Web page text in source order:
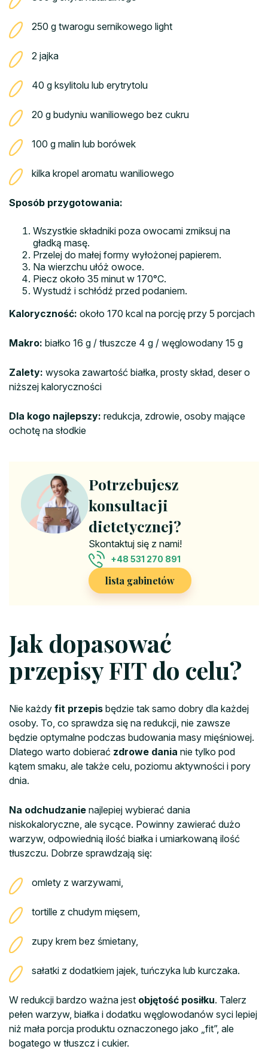
250 g twarogu sernikowego light
2 jajka
40 g ksylitolu lub erytrytolu
20 g budyniu waniliowego bez cukru
100 g malin lub borówek
kilka kropel aromatu waniliowego
Sposób przygotowania:
Wszystkie składniki poza owocami zmiksuj na
gładką masę.
Przelej do małej formy wyłożonej papierem.
Na wierzchu ułóż owoce.
Piecz około 35 minut w 170°C.
Wystudź i schłódź przed podaniem.
Kaloryczność: około 170 kcal na porcję przy 5 porcjach
Makro: białko 16 g / tłuszcze 4 g / węglowodany 15 g
Zalety: wysoka zawartość białka, prosty skład, deser o
niższej kaloryczności
Dla kogo najlepszy: redukcja, zdrowie, osoby mające
ochotę na słodkie
Potrzebujesz
konsultacji
dietetycznej?
Skontaktuj się z nami!
+48 531 270 891
lista gabinetów
Jak dopasować
przepisy FIT do celu?
Nie każdy fit przepis będzie tak samo dobry dla każdej
osoby. To, co sprawdza się na redukcji, nie zawsze
będzie optymalne podczas budowania masy mięśniowej.
Dlatego warto dobierać zdrowe dania nie tylko pod
kątem smaku, ale także celu, poziomu aktywności i pory
dnia.
Na odchudzanie najlepiej wybierać dania
niskokaloryczne, ale sycące. Powinny zawierać dużo
warzyw, odpowiednią ilość białka i umiarkowaną ilość
tłuszczu. Dobrze sprawdzają się:
omlety z warzywami,
tortille z chudym mięsem,
zupy krem bez śmietany,
sałatki z dodatkiem jajek, tuńczyka lub kurczaka.
W redukcji bardzo ważna jest objętość posiłku. Talerz
pełen warzyw, białka i dodatku węglowodanów syci lepiej
niż mała porcja produktu oznaczonego jako „fit”, ale
bogatego w tłuszcz i cukier.